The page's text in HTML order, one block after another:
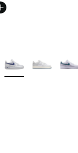
Weitere Farben